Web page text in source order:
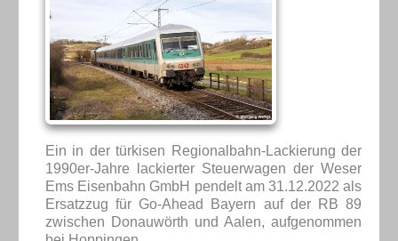
Ein in der türkisen Regionalbahn-Lackierung der
1990er-Jahre lackierter Steuerwagen der Weser
Ems Eisenbahn GmbH pendelt am 31.12.2022 als
Ersatzzug für Go-Ahead Bayern auf der RB 89
zwischen Donauwörth und Aalen, aufgenommen